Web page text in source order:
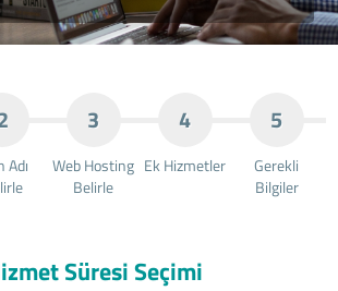
Adı
3
Web Hosting
Belirle
4
Ek Hizmetler
5
Gerekli
Bilgiler
Süresi Seçimi